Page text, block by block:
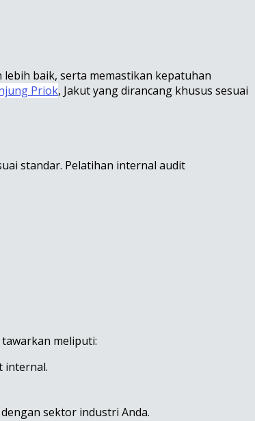
baik, serta memastikan kepatuhan
Priok, Jakut yang dirancang khusus sesuai
standar. Pelatihan internal audit
meliputi:
internal.
sektor industri Anda.